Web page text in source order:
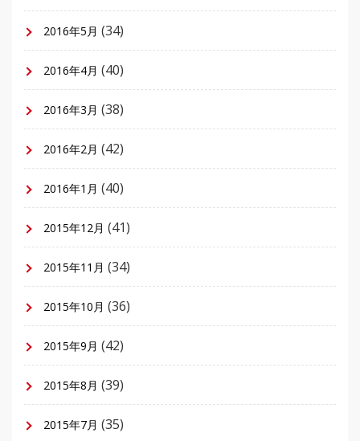
2016年5月 (34)
2016年4月 (40)
2016年3月 (38)
2016年2月 (42)
2016年1月 (40)
2015年12月 (41)
2015年11月 (34)
2015年10月 (36)
2015年9月 (42)
2015年8月 (39)
2015年7月 (35)